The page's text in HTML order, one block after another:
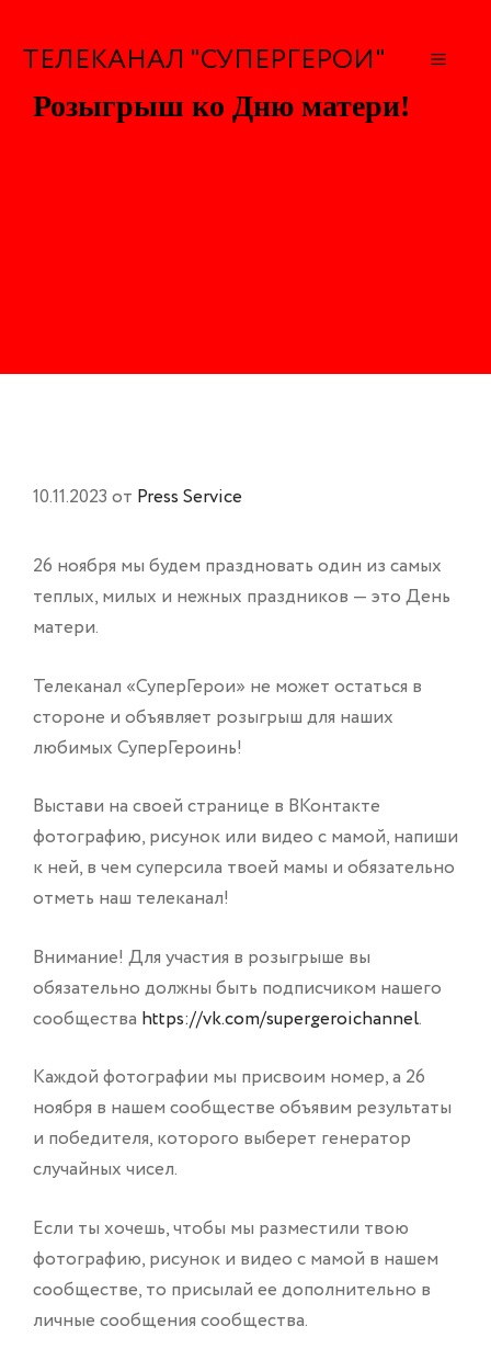
содержимому
ТЕЛЕКАНАЛ "СУПЕРГЕРОИ"
Розыгрыш ко Дню матери!
10.11.2023 от Press Service
26 ноября мы будем праздновать один из самых
теплых, милых и нежных праздников — это День
матери.
Телеканал «СуперГерои» не может остаться в
стороне и объявляет розыгрыш для наших
любимых СуперГероинь!
Выстави на своей странице в ВКонтакте
фотографию, рисунок или видео с мамой, напиши
к ней, в чем суперсила твоей мамы и обязательно
отметь наш телеканал!
Внимание! Для участия в розыгрыше вы
обязательно должны быть подписчиком нашего
сообщества https://vk.com/supergeroichannel.
Каждой фотографии мы присвоим номер, а 26
ноября в нашем сообществе объявим результаты
и победителя, которого выберет генератор
случайных чисел.
Если ты хочешь, чтобы мы разместили твою
фотографию, рисунок и видео с мамой в нашем
сообществе, то присылай ее дополнительно в
личные сообщения сообщества.